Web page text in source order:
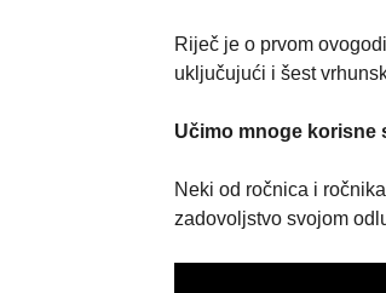
Riječ je o prvom
uključujući i šest
Učimo mnoge korisne
Neki od ročnica i
zadovoljstvo svojom